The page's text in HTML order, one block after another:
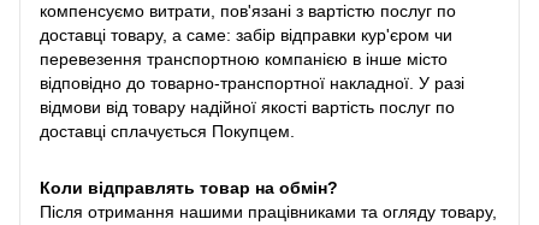
компенсуємо витрати, пов'язані з вартістю послуг по
доставці товару, а саме: забір відправки кур'єром чи
перевезення транспортною компанією в інше місто
відповідно до товарно-транспортної накладної. У разі
відмови від товару надійної якості вартість послуг по
доставці сплачується Покупцем.
Коли відправлять товар на обмін?
Після отримання нашими працівниками та огляду товару,